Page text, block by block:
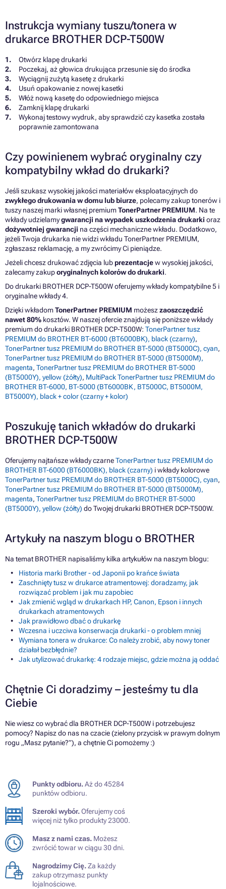
Instrukcja wymiany tuszu/tonera w
drukarce BROTHER DCP-T500W
Otwórz klapę drukarki
Poczekaj, aż głowica drukująca przesunie się do środka
Wyciągnij zużytą kasetę z drukarki
Usuń opakowanie z nowej kasetki
Włóż nową kasetę do odpowiedniego miejsca
Zamknij klapę drukarki
Wykonaj testowy wydruk, aby sprawdzić czy kasetka została
poprawnie zamontowana
Czy powinienem wybrać oryginalny czy
kompatybilny wkład do drukarki?
Jeśli szukasz wysokiej jakości materiałów eksploatacyjnych do
zwykłego drukowania w domu lub biurze, polecamy zakup tonerów i
tuszy naszej marki własnej premiumTonerPartner PREMIUM. Na te
wkłady udzielamygwarancji na wypadek uszkodzenia drukarki oraz
dożywotniej gwarancji na części mechaniczne wkładu. Dodatkowo,
jeżeli Twoja drukarka nie widzi wkładu TonerPartner PREMIUM,
zgłaszasz reklamację, a my zwrócimy Ci pieniądze.
Jeżeli chcesz drukować zdjęcia lubprezentacjew wysokiej jakości,
zalecamy zakuporyginalnych kolorów do drukarki.
Do drukarki BROTHER DCP-T500W oferujemy wkłady kompatybilne 5 i
oryginalne wkłady 4.
Dzięki wkładomTonerPartner PREMIUM możeszzaoszczędzić
nawet 80% kosztów. W naszej ofercie znajdują się poniższe wkłady
premium do drukarki BROTHER DCP-T500W: TonerPartner tusz
PREMIUM do BROTHER BT-6000 (BT6000BK), black (czarny),
TonerPartner tusz PREMIUM do BROTHER BT-5000 (BT5000C), cyan,
TonerPartner tusz PREMIUM do BROTHER BT-5000 (BT5000M),
magenta, TonerPartner tusz PREMIUM do BROTHER BT-5000
(BT5000Y), yellow (żółty), MultiPack TonerPartner tusz PREMIUM do
BROTHER BT-6000, BT-5000 (BT6000BK, BT5000C, BT5000M,
BT5000Y), black + color (czarny + kolor)
Poszukuję tanich wkładów do drukarki
BROTHER DCP-T500W
Oferujemy najtańsze wkłady czarneTonerPartner tusz PREMIUM do
BROTHER BT-6000 (BT6000BK), black (czarny) i wkłady kolorowe
TonerPartner tusz PREMIUM do BROTHER BT-5000 (BT5000C), cyan,
TonerPartner tusz PREMIUM do BROTHER BT-5000 (BT5000M),
magenta, TonerPartner tusz PREMIUM do BROTHER BT-5000
(BT5000Y), yellow (żółty) do Twojej drukarki BROTHER DCP-T500W.
Artykuły na naszym blogu o BROTHER
Na temat BROTHER napisaliśmy kilka artykułów na naszym blogu:
Historia marki Brother - od Japonii po krańce świata
Zaschnięty tusz w drukarce atramentowej: doradzamy, jak
rozwiązać problem i jak mu zapobiec
Jak zmienić wgląd w drukarkach HP, Canon, Epson i innych
drukarkach atramentowych
Jak prawidłowo dbać o drukarkę
Wczesna i uczciwa konserwacja drukarki - o problem mniej
Wymiana tonera w drukarce: Co należy zrobić, aby nowy toner
działał bezbłędnie?
Jak utylizować drukarkę: 4 rodzaje miejsc, gdzie można ją oddać
Chętnie Ci doradzimy – jesteśmy tu dla
Ciebie
Nie wiesz co wybrać dla BROTHER DCP-T500W i potrzebujesz
pomocy? Napisz do nas na czacie (zielony przycisk w prawym dolnym
rogu „Masz pytanie?”), a chętnie Ci pomożemy :)
Punkty odbioru.Aż do 45284
punktów odbioru.
Szeroki wybór.Oferujemy coś
więcej niż tylko produkty 23000.
Masz z nami czas. Możesz
zwrócić towar w ciągu 30 dni.
Nagrodzimy Cię.Za każdy
zakup otrzymasz punkty
lojalnościowe.